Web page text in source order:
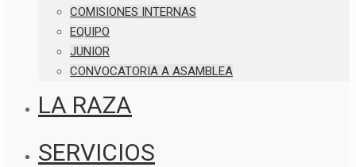
COMISIONES INTERNAS
EQUIPO
JUNIOR
CONVOCATORIA A ASAMBLEA
LA RAZA
SERVICIOS